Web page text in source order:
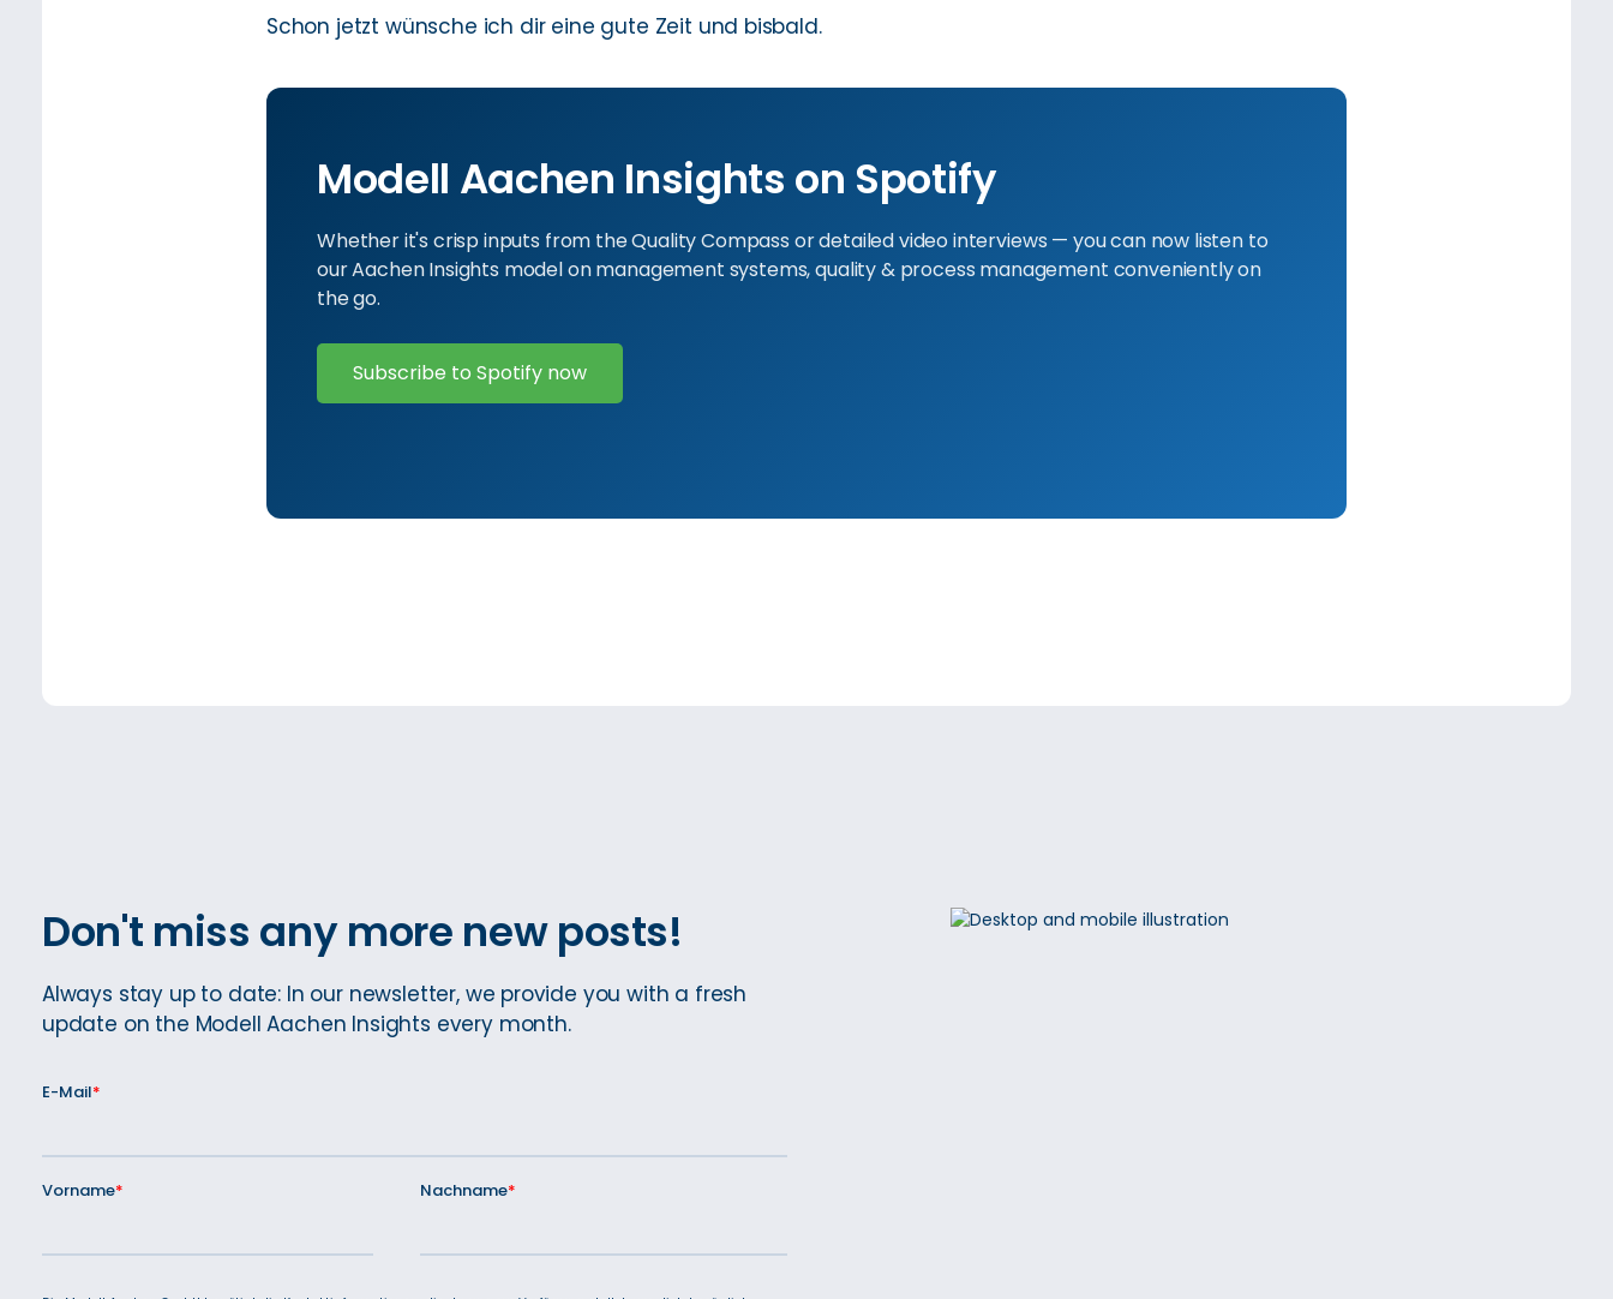
Schon jetzt wünsche ich dir eine gute Zeit und bisbald.
Modell Aachen Insights on Spotify
Whether it's crisp inputs from the Quality Compass or detailed video interviews — you can now listen to
our Aachen Insights model on management systems, quality & process management conveniently on
the go.
Subscribe to Spotify now
Don't miss any more new posts!
Always stay up to date: In our newsletter, we provide you with a fresh
update on the Modell Aachen Insights every month.